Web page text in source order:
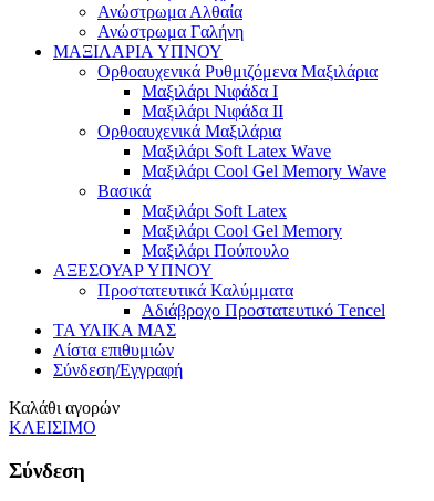
Ανώστρωμα Αλθαία
Ανώστρωμα Γαλήνη
ΜΑΞΙΛΑΡΙΑ YΠΝΟΥ
Ορθοαυχενικά Ρυθμιζόμενα Μαξιλάρια
Mαξιλάρι Νιφάδα Ι
Mαξιλάρι Νιφάδα ΙΙ
Ορθοαυχενικά Μαξιλάρια
Mαξιλάρι Soft Latex Wave
Mαξιλάρι Cool Gel Memory Wave
Βασικά
Mαξιλάρι Soft Latex
Mαξιλάρι Cool Gel Memory
Mαξιλάρι Πούπουλο
ΑΞΕΣΟΥΑΡ ΥΠΝΟΥ
Προστατευτικά Καλύμματα
Αδιάβροχο Προστατευτικό Τencel
ΤΑ ΥΛΙΚΑ ΜΑΣ
Λίστα επιθυμιών
Σύνδεση/Εγγραφή
Καλάθι αγορών
ΚΛΕΙΣΙΜΟ
Σύνδεση